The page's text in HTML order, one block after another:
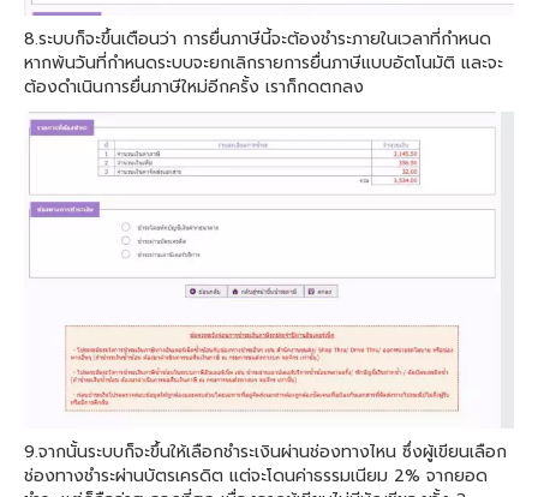
8.ระบบก็จะขึ้นเตือนว่า การยื่นภาษีนี้จะต้องชำระภายในเวลาที่กำหนด
หากพ้นวันที่กำหนดระบบจะยกเลิกรายการยื่นภาษีแบบอัตโนมัติ และจะ
ต้องดำเนินการยื่นภาษีใหม่อีกครั้ง เราก็กดตกลง
9.จากนั้นระบบก็จะขึ้นให้เลือกชำระเงินผ่านช่องทางไหน ซึ่งผู้เขียนเลือก
ช่องทางชำระผ่านบัตรเครดิต แต่จะโดนค่าธรรมเนียม 2% จากยอด